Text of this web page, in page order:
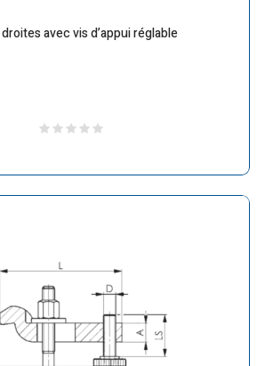
avec vis d’appui réglable